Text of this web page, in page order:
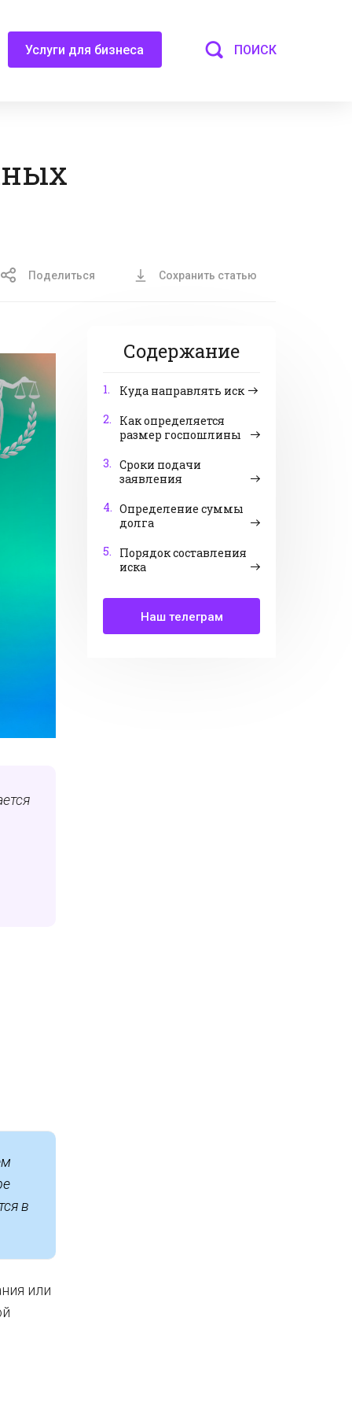
Услуги для бизнеса ПОИСК
Поделиться Сохранить статью
Содержание
1.
Куда направлять иск
2.
Как определяется
размер госпошлины
3. Сроки подачи
заявления
4. Определение суммы
долга
5.
Порядок составления
иска
Наш телеграм
в
или